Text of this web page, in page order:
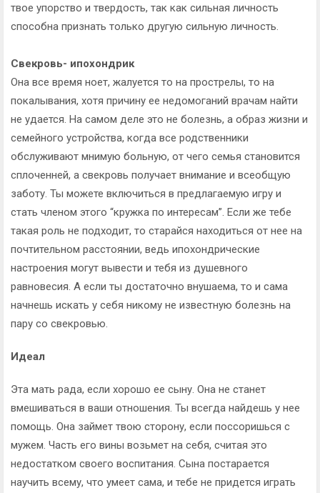
твое упорство и твердость, так как сильная личность
способна признать только другую сильную личность.
Свекровь- ипохондрик
Она все время ноет, жалуется то на прострелы, то на
покалывания, хотя причину ее недомоганий врачам найти
не удается. На самом деле это не болезнь, а образ жизни и
семейного устройства, когда все родственники
обслуживают мнимую больную, от чего семья становится
сплоченней, а свекровь получает внимание и всеобщую
заботу. Ты можете включиться в предлагаемую игру и
стать членом этого “кружка по интересам”. Если же тебе
такая роль не подходит, то старайся находиться от нее на
почтительном расстоянии, ведь ипохондрические
настроения могут вывести и тебя из душевного
равновесия. А если ты достаточно внушаема, то и сама
начнешь искать у себя никому не известную болезнь на
пару со свекровью.
Идеал
Эта мать рада, если хорошо ее сыну. Она не станет
вмешиваться в ваши отношения. Ты всегда найдешь у нее
помощь. Она займет твою сторону, если поссоришься с
мужем. Часть его вины возьмет на себя, считая это
недостатком своего воспитания. Сына постарается
научить всему, что умеет сама, и тебе не придется играть